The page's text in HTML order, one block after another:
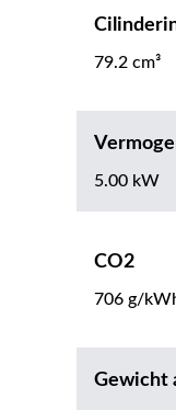
79.2 cm³
5.00 kW
CO2
706 g/
Gewicht